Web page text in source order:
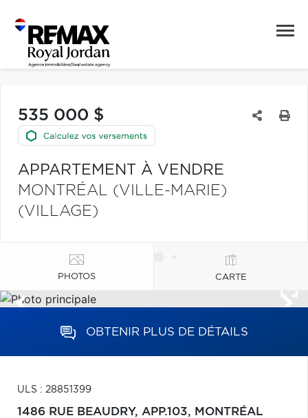
535 000 $
APPARTEMENT À VENDRE
MONTRÉAL (VILLE-MARIE)
(VILLAGE)
PHOTOS CARTE
OBTENIR PLUS DE DÉTAILS
ULS : 28851399
1486 RUE BEAUDRY, APP.103, MONTRÉAL